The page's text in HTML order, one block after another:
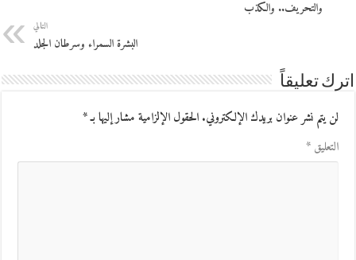
والتحريف.. والكذب
التالي
البشرة السمراء وسرطان الجلد
اترك تعليقاً
لن يتم نشر عنوان بريدك الإلكتروني.الحقول الإلزامية مشار إليها بـ*
التعليق*